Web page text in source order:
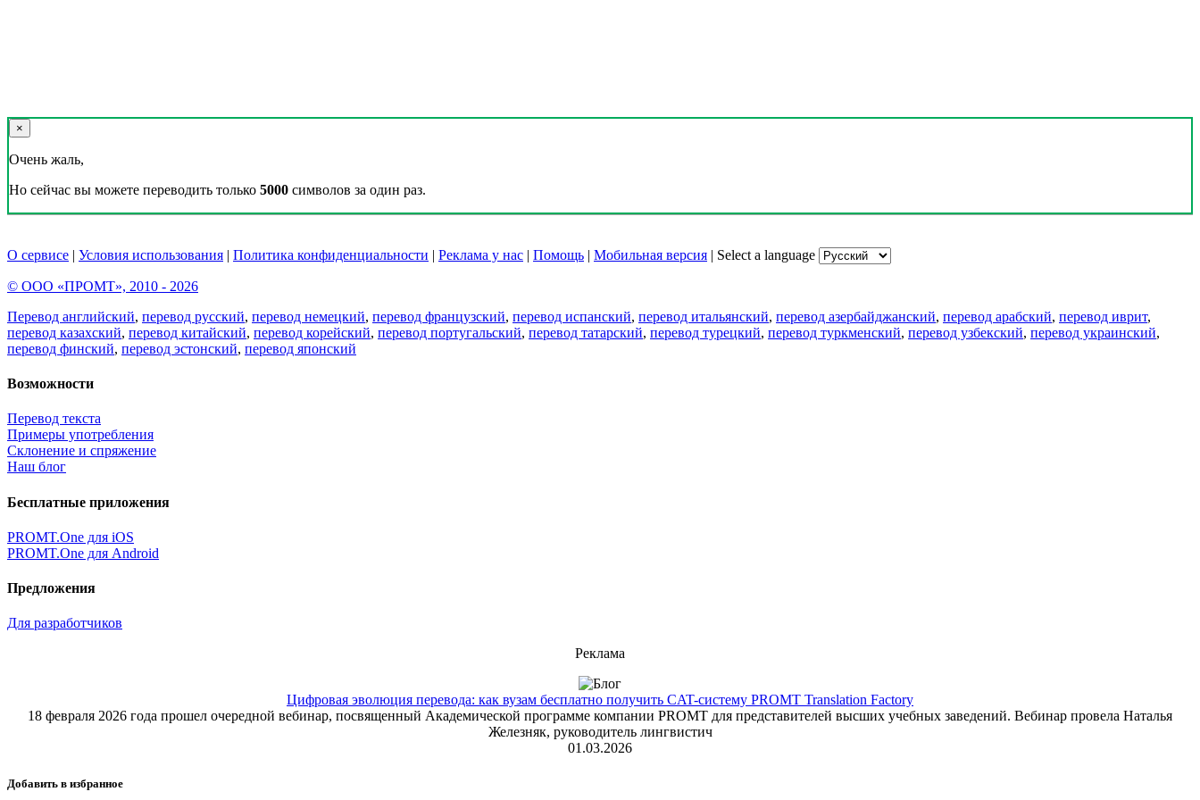
×
Очень жаль,
Но сейчас вы можете переводить только 5000 символов за один раз.
О сервисе | Условия использования | Политика конфиденциальности | Реклама у нас | Помощь | Мобильная версия | Select a language
© ООО «ПРОМТ», 2010 - 2026
Перевод английский, перевод русский, перевод немецкий, перевод французский, перевод испанский, перевод итальянский, перевод азербайджанский, перевод арабский, перевод иврит,
перевод казахский, перевод китайский, перевод корейский, перевод португальский, перевод татарский, перевод турецкий, перевод туркменский, перевод узбекский, перевод украинский,
перевод финский, перевод эстонский, перевод японский
Возможности
Перевод текста
Примеры употребления
Склонение и спряжение
Наш блог
Бесплатные приложения
PROMT.One для iOS
PROMT.One для Android
Предложения
Для разработчиков
Реклама
Цифровая эволюция перевода: как вузам бесплатно получить CAT-систему PROMT Translation Factory
18 февраля 2026 года прошел очередной вебинар, посвященный Академической программе компании PROMT для представителей высших учебных заведений. Вебинар провела Наталья
Железняк, руководитель лингвистич
01.03.2026
Добавить в избранное